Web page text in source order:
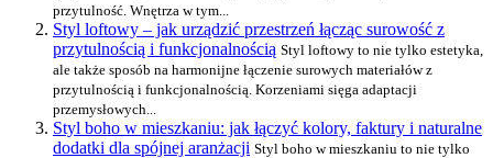
przytulność. Wnętrza w tym...
Styl loftowy – jak urządzić przestrzeń łącząc surowość z
przytulnością i funkcjonalnością Styl loftowy to nie tylko estetyka,
ale także sposób na harmonijne łączenie surowych materiałów z
przytulnością i funkcjonalnością. Korzeniami sięga adaptacji
przemysłowych...
Styl boho w mieszkaniu: jak łączyć kolory, faktury i naturalne
dodatki dla spójnej aranżacji Styl boho w mieszkaniu to nie tylko